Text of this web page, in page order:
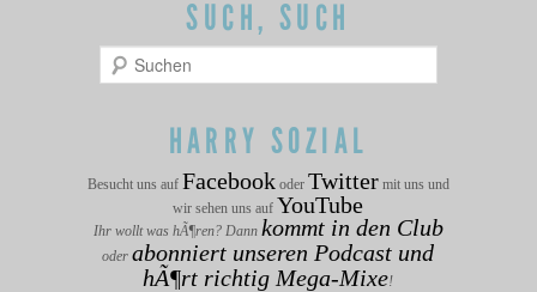
SUCH, SUCH
Suchen
HARRY SOZIAL
Besucht uns auf Facebookoder Twittermit uns und
wir sehen uns auf YouTube
Ihr wollt was hÃ¶ren? Dann kommt in den Club
oderabonniert unseren Podcast und
hÃ¶rt richtig Mega-Mixe!